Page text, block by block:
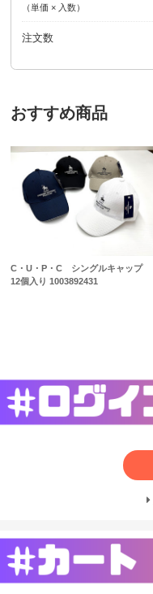
（単価 × 入数）
注文数
おすすめ商品
C・U・P・C シングルキャップ
12個入り 1003892431